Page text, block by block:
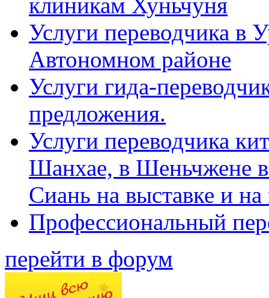
Услуги переводчика в
Автономном районе
Услуги гида-
предложения.
Услуги переводчика
Шанхае, в Шеньчжене
Сиань на выставке и
Профессиональный
перейти в форум